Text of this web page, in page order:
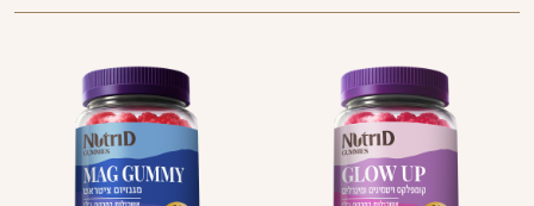
ויטמינים
פורמולות
חכמות
ביוטי